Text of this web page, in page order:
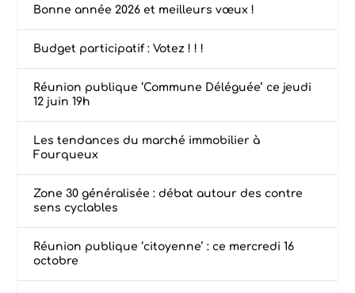
Bonne année 2026 et meilleurs vœux !
Budget participatif : Votez ! ! !
Réunion publique ‘Commune Déléguée’ ce jeudi
12 juin 19h
Les tendances du marché immobilier à
Fourqueux
Zone 30 généralisée : débat autour des contre
sens cyclables
Réunion publique ‘citoyenne’ : ce mercredi 16
octobre